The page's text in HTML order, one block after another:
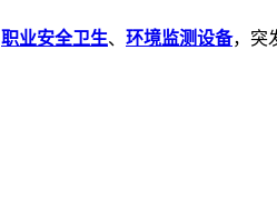
职业安全卫生、 环境监测设备，突